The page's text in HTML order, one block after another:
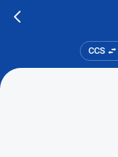
CCS